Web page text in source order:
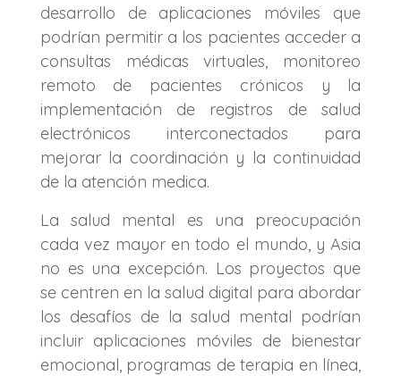
desarrollo de aplicaciones móviles que
podrían permitir a los pacientes acceder a
consultas médicas virtuales, monitoreo
remoto de pacientes crónicos y la
implementación de registros de salud
electrónicos interconectados para
mejorar la coordinación y la continuidad
de la atención medica.
La salud mental es una preocupación
cada vez mayor en todo el mundo, y Asia
no es una excepción. Los proyectos que
se centren en la salud digital para abordar
los desafíos de la salud mental podrían
incluir aplicaciones móviles de bienestar
emocional, programas de terapia en línea,